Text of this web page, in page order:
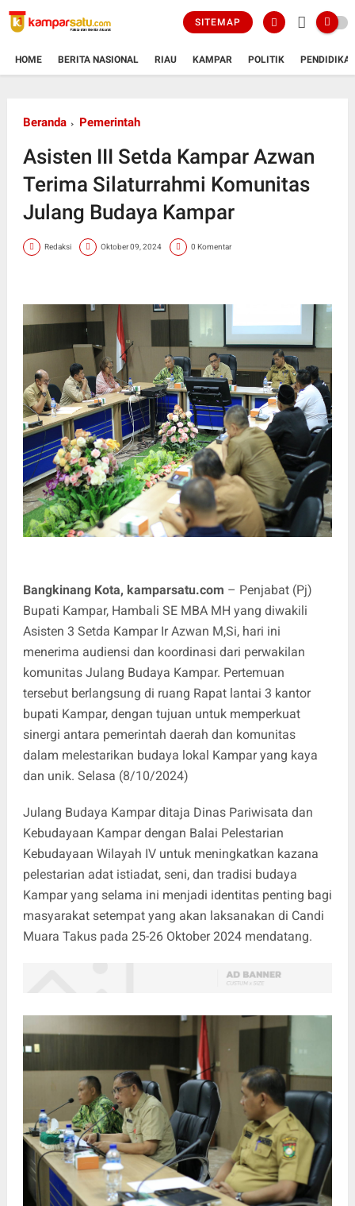
SITEMAP
HOME BERITA NASIONAL RIAU KAMPAR POLITIK
Beranda Pemerintah
Asisten III Setda Kampar Azwan
Terima Silaturrahmi Komunitas
Julang Budaya Kampar
Redaksi Oktober 09, 2024 0 Komentar
Bangkinang Kota, kamparsatu.com – Penjabat (Pj)
Bupati Kampar, Hambali SE MBA MH yang diwakili
Asisten 3 Setda Kampar Ir Azwan M,Si, hari ini
menerima audiensi dan koordinasi dari perwakilan
komunitas Julang Budaya Kampar. Pertemuan
tersebut berlangsung di ruang Rapat lantai 3 kantor
bupati Kampar, dengan tujuan untuk memperkuat
sinergi antara pemerintah daerah dan komunitas
dalam melestarikan budaya lokal Kampar yang kaya
dan unik. Selasa (8/10/2024)
Julang Budaya Kampar ditaja Dinas Pariwisata dan
Kebudayaan Kampar dengan Balai Pelestarian
Kebudayaan Wilayah IV untuk meningkatkan kazana
pelestarian adat istiadat, seni, dan tradisi budaya
Kampar yang selama ini menjadi identitas penting bagi
masyarakat setempat yang akan laksanakan di Candi
Muara Takus pada 25-26 Oktober 2024 mendatang.